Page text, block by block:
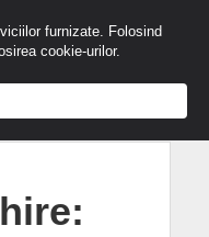
furnizate. Folosind
cookie-urilor.